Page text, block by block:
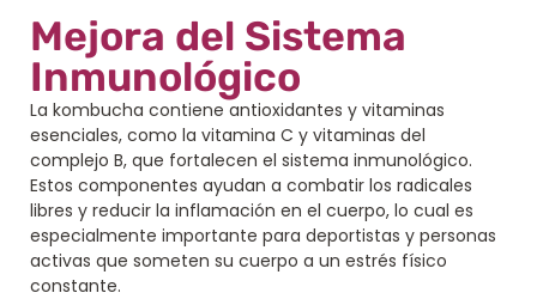
Mejora del Sistema
Inmunológico
La kombucha contiene antioxidantes y vitaminas
esenciales, como la vitamina C y vitaminas del
complejo B, que fortalecen el sistema inmunológico.
Estos componentes ayudan a combatir los radicales
libres y reducir la inflamación en el cuerpo, lo cual es
especialmente importante para deportistas y personas
activas que someten su cuerpo a un estrés físico
constante.